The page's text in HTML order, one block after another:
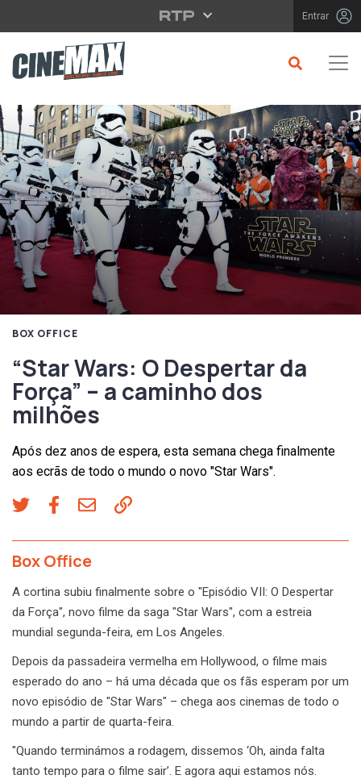
Saltar para o conteúdo principal Entrar
BOX OFFICE
“Star Wars: O Despertar da
Força” – a caminho dos
milhões
Após dez anos de espera, esta semana chega finalmente
aos ecrãs de todo o mundo o novo "Star Wars".
Box Office
A cortina subiu finalmente sobre o "Episódio VII: O Despertar
da Força", novo filme da saga "Star Wars", com a estreia
mundial segunda-feira, em Los Angeles.
Depois da passadeira vermelha em Hollywood, o filme mais
esperado do ano – há uma década que os fãs esperam por um
novo episódio de "Star Wars" – chega aos cinemas de todo o
mundo a partir de quarta-feira.
"Quando terminámos a rodagem, dissemos ‘Oh, ainda falta
tanto tempo para o filme sair’. E agora aqui estamos nós.